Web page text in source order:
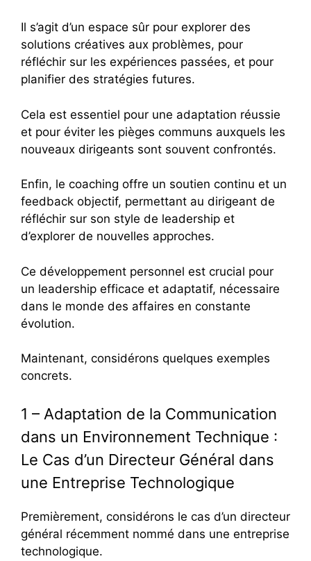
Il s’agit d’un espace sûr pour explorer des
solutions créatives aux problèmes, pour
réfléchir sur les expériences passées, et pour
planifier des stratégies futures.
Cela est essentiel pour une adaptation réussie
et pour éviter les pièges communs auxquels les
nouveaux dirigeants sont souvent confrontés.
Enfin, le coaching offre un soutien continu et un
feedback objectif, permettant au dirigeant de
réfléchir sur son style de leadership et
d’explorer de nouvelles approches.
Ce développement personnel est crucial pour
un leadership efficace et adaptatif, nécessaire
dans le monde des affaires en constante
évolution.
Maintenant, considérons quelques exemples
concrets.
1 – Adaptation de la Communication
dans un Environnement Technique :
Le Cas d’un Directeur Général dans
une Entreprise Technologique
Premièrement, considérons le cas d’un directeur
général récemment nommé dans une entreprise
technologique.